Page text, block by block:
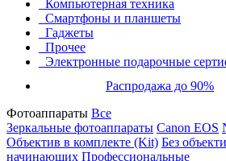
Компьютерная техника
Смартфоны и планшеты
Гаджеты
Прочее
Электронные подарочные
Распродажа до 90%
Фотоаппараты Все
Зеркальные фотоаппараты Canon EOS
Объектив в комплекте (Kit) Без
начинающих Профессиональные